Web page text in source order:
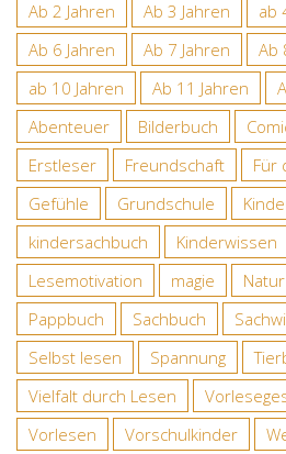
Ab 2 Jahren Ab 3 Jahren ab
Ab 6 Jahren
Ab 7 Jahren Ab
ab 10 Jahren
Ab 11 Jahren
Abenteuer
Bilderbuch
Erstleser
Freundschaft
Für
Gefühle
Grundschule
kindersachbuch
Kinderwissen
Lesemotivation
magie Natur
Pappbuch
Sachbuch
Selbst lesen
Spannung
Vielfalt durch Lesen
Vorlesen
Vorschulkinder